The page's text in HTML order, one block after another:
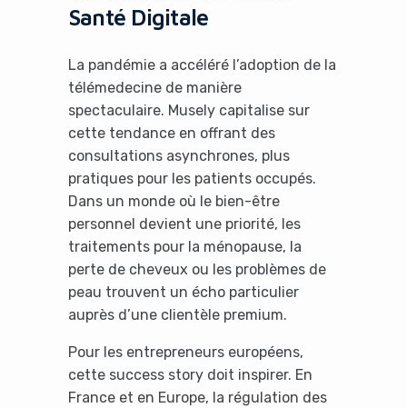
Santé Digitale
La pandémie a accéléré l’adoption de la
télémedecine de manière
spectaculaire. Musely capitalise sur
cette tendance en offrant des
consultations asynchrones, plus
pratiques pour les patients occupés.
Dans un monde où le bien-être
personnel devient une priorité, les
traitements pour la ménopause, la
perte de cheveux ou les problèmes de
peau trouvent un écho particulier
auprès d’une clientèle premium.
Pour les entrepreneurs européens,
cette success story doit inspirer. En
France et en Europe, la régulation des